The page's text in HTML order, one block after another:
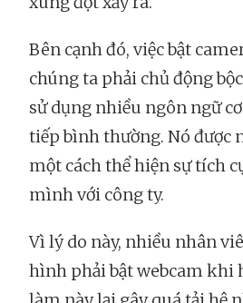
Bên cạnh đó, việc bật
chúng ta phải chủ động
sử dụng nhiều ngôn ngữ
tiếp bình thường. Nó được
một cách thể hiện sự tích
mình với công ty.
Vì lý do này, nhiều nhân
hình phải bật webcam khi